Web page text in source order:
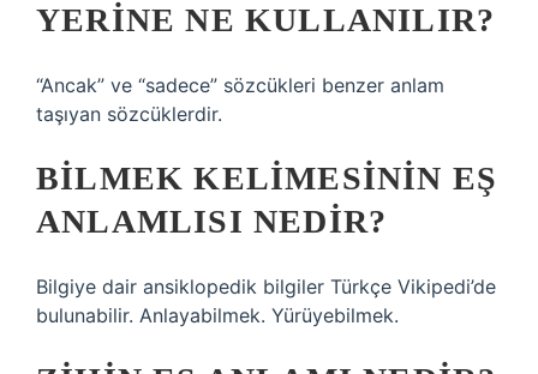
YERINE NE KULLANILIR?
“Ancak” ve “sadece” sözcükleri benzer anlam
taşıyan sözcüklerdir.
BILMEK KELIMESININ EŞ
ANLAMLISI NEDIR?
Bilgiye dair ansiklopedik bilgiler Türkçe Vikipedi’de
bulunabilir. Anlayabilmek. Yürüyebilmek.